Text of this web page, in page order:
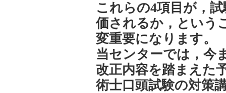
これらの4項目が，
価されるか，という
変重要になります。
当センターでは，今
改正内容を踏まえた
術士口頭試験の対策